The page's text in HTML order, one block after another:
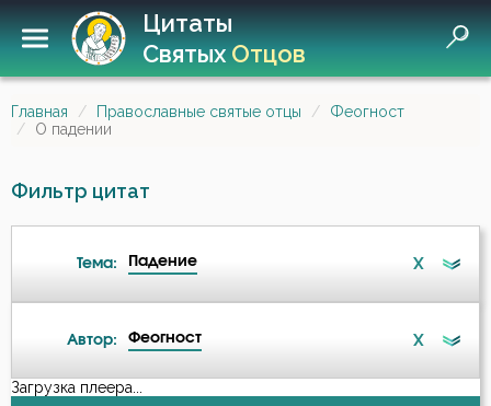
Цитаты
СвятыхОтцов
Главная Православные святые отцы
Феогност
О падении
Фильтр цитат
Тема: Падение X
Бесстрастие
Автор: Феогност X
А-я
Загрузка плеера...